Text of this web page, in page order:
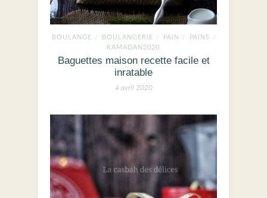
BOULANGE / BOULANGERIE / PAIN / PAINS /
RAMADAN2020
Baguettes maison recette facile et
inratable
4 avril 2020